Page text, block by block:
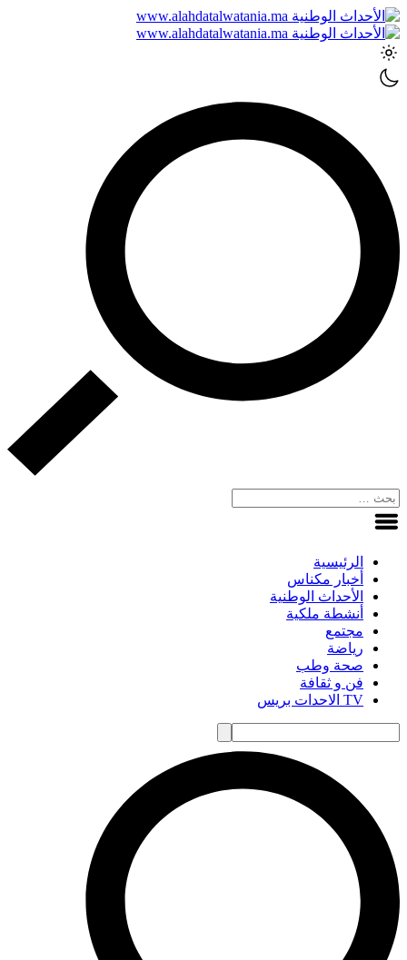
الرئيسية
أخبار مكناس
الأحداث الوطنية
أنشطة ملكية
مجتمع
رياضة
صحة وطب
فن و ثقافة
TV الاحدات بريس